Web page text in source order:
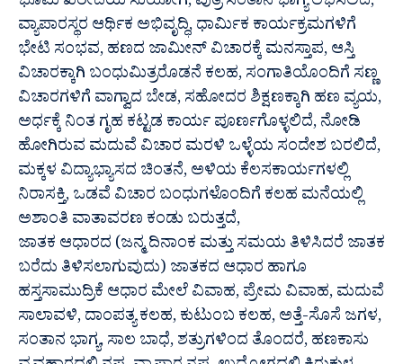
ವ್ಯಾಪಾರಸ್ಥರ ಆರ್ಥಿಕ ಅಭಿವೃದ್ಧಿ, ಧಾರ್ಮಿಕ ಕಾರ್ಯಕ್ರಮಗಳಿಗೆ
ಭೇಟಿ ಸಂಭವ, ಹಣದ ಜಾಮೀನ್ ವಿಚಾರಕ್ಕೆ ಮನಸ್ತಾಪ, ಆಸ್ತಿ
ವಿಚಾರಕ್ಕಾಗಿ ಬಂಧುಮಿತ್ರರೊಡನೆ ಕಲಹ, ಸಂಗಾತಿಯೊಂದಿಗೆ ಸಣ್ಣ
ವಿಚಾರಗಳಿಗೆ ವಾಗ್ವಾದ ಬೇಡ, ಸಹೋದರ ಶಿಕ್ಷಣಕ್ಕಾಗಿ ಹಣ ವ್ಯಯ,
ಅರ್ಧಕ್ಕೆ ನಿಂತ ಗೃಹ ಕಟ್ಟಡ ಕಾರ್ಯ ಪೂರ್ಣಗೊಳ್ಳಲಿದೆ, ನೋಡಿ
ಹೋಗಿರುವ ಮದುವೆ ವಿಚಾರ ಮರಳಿ ಒಳ್ಳೆಯ ಸಂದೇಶ ಬರಲಿದೆ,
ಮಕ್ಕಳ ವಿದ್ಯಾಭ್ಯಾಸದ ಚಿಂತನೆ, ಅಳಿಯ ಕೆಲಸಕಾರ್ಯಗಳಲ್ಲಿ
ನಿರಾಸಕ್ತಿ, ಒಡವೆ ವಿಚಾರ ಬಂಧುಗಳೊಂದಿಗೆ ಕಲಹ ಮನೆಯಲ್ಲಿ
ಅಶಾಂತಿ ವಾತಾವರಣ ಕಂಡು ಬರುತ್ತದೆ,
ಜಾತಕ ಆಧಾರದ (ಜನ್ಮ ದಿನಾಂಕ ಮತ್ತು ಸಮಯ ತಿಳಿಸಿದರೆ ಜಾತಕ
ಬರೆದು ತಿಳಿಸಲಾಗುವುದು) ಜಾತಕದ ಆಧಾರ ಹಾಗೂ
ಹಸ್ತಸಾಮುದ್ರಿಕೆ ಆಧಾರ ಮೇಲೆ ವಿವಾಹ, ಪ್ರೇಮ ವಿವಾಹ, ಮದುವೆ
ಸಾಲಾವಳಿ, ದಾಂಪತ್ಯ ಕಲಹ, ಕುಟುಂಬ ಕಲಹ, ಅತ್ತೆ-ಸೊಸೆ ಜಗಳ,
ಸಂತಾನ ಭಾಗ್ಯ, ಸಾಲ ಬಾಧೆ, ಶತ್ರುಗಳಿಂದ ತೊಂದರೆ, ಹಣಕಾಸು